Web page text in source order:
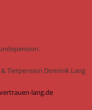
Tierpension Dominik Lang
lang.de